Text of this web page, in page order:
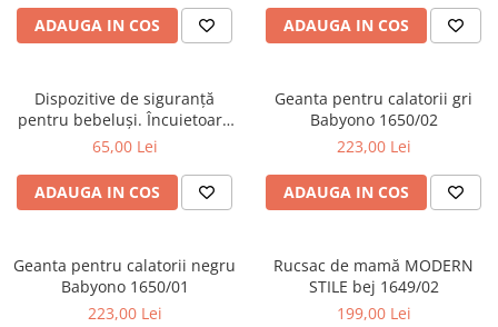
Seturi cadite 92 cm
Suporti anatomici plastic
Suporti anatomici textili
Suporti metalici cadite
Camera copilului
Fotolii, mese si scaune copii
Leagane copii
ADAUGA IN COS
Beberoyal SA053
ADAUGA IN COS
Dispozitive de siguranță
pentru bebeluși. Încuietoare
magnetică pentru mobilă, 4
65,00 Lei
ADAUGA IN COS
Geanta pentru calatorii gri
Babyono 1650/02
223,00 Lei
ADAUGA IN COS
Geanta pentru calatorii negru
Babyono 1650/01
223,00 Lei
Rucsac de mamă MODERN
STILE bej 1649/02
199,00 Lei